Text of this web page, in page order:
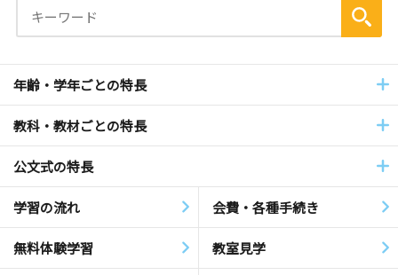
年齢・学年ごとの特長
教科・教材ごとの特長
公文式の特長
学習の流れ 会費・各種手続き
無料体験学習 教室見学